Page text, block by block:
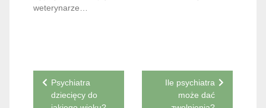
weterynarze…
Nawigacja
Psychiatra
dziecięcy do
Ile psychiatra
może dać